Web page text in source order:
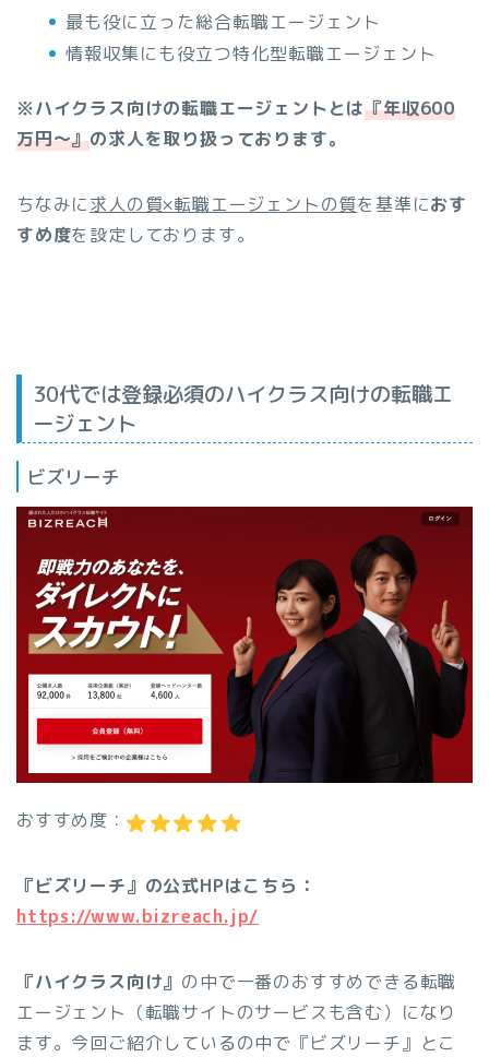
最も役に立った総合転職エージェント
情報収集にも役立つ特化型転職エージェント
※ハイクラス向けの転職エージェントとは『年収600
万円〜』の求人を取り扱っております。
ちなみに求人の質×転職エージェントの質を基準におす
すめ度を設定しております。
30代では登録必須のハイクラス向けの転職エ
ージェント
ビズリーチ
おすすめ度：
『ビズリーチ』の公式HPはこちら：
https://www.bizreach.jp/
『ハイクラス向け』 の中で一番のおすすめできる転職
エージェント（転職サイトのサービスも含む）になり
ます。今回ご紹介しているの中で『ビズリーチ』とこ